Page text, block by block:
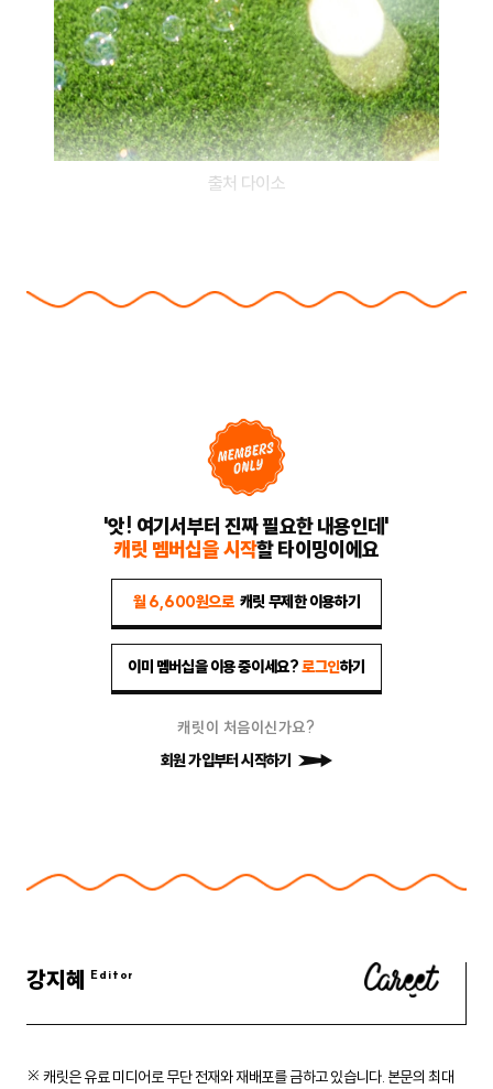
출처 다이소
'앗! 여기서부터 진짜 필요한 내용인데'
캐릿 멤버십을 시작할 타이밍이에요
월 6,600원으로 캐릿 무제한 이용하기
이미 멤버십을 이용 중이세요?로그인하기
캐릿이 처음이신가요?
회원 가입부터 시작하기
강지혜
※ 캐릿은 유료 미디어로 무단 전재와 재배포를 금하고 있습니다. 본문의 최대